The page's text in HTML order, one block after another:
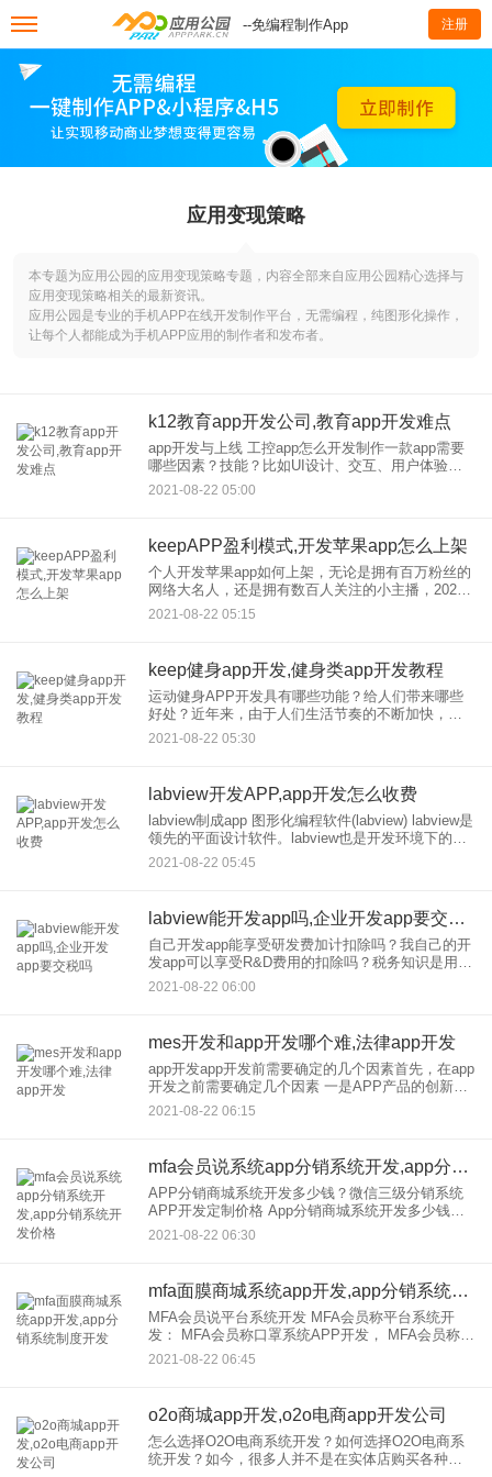
--免编程制作App 注册
应用变现策略
本专题为应用公园的应用变现策略专题，内容全部来自应用公园精心选择与
应用变现策略相关的最新资讯。
应用公园是专业的手机APP在线开发制作平台，无需编程，纯图形化操作，
让每个人都能成为手机APP应用的制作者和发布者。
k12教育app开发公司,教育app开发难点
app开发与上线 工控app怎么开发制作一款app需要
哪些因素？技能？比如UI设计、交互、用户体验…
你说的都在里面。一个应用程序需要有一些在线流
程。这个过程从开始赚钱，到较后一行，到后来的
2021-08-22 05:00
keepAPP盈利模式,开发苹果app怎么上架
个人开发苹果app如何上架，无论是拥有百万粉丝的
网络大名人，还是拥有数百人关注的小主播，2021
年，时代变了，很多传统行业都受到了严重冲击。
一个时代的发展必定会带来一个突飞猛进的新机
2021-08-22 05:15
keep健身app开发,健身类app开发教程
运动健身APP开发具有哪些功能？给人们带来哪些
好处？近年来，由于人们生活节奏的不断加快，很
多人都出现了亚健康状态，因此人们对运动健身有
着极大的需求。但是系统地完成运动健身是需要一
2021-08-22 05:30
labview开发APP,app开发怎么收费
labview制成app 图形化编程软件(labview) labview是
领先的平面设计软件。labview也是开发环境下的图
形编程语言，而labview是NI设计平台的核心。经过
不断创新，发布了
2021-08-22 05:45
labview能开发app吗,企业开发app要交税吗
自己开发app能享受研发费加计扣除吗？我自己的开
发app可以享受R&D费用的扣除吗？税务知识是用友
erp为税务会计编制的税务实务内容。这个开发app
可以享受R&D费用的扣除吗？里面包含了合理的避
2021-08-22 06:00
mes开发和app开发哪个难,法律app开发
app开发app开发前需要确定的几个因素首先，在app
开发之前需要确定几个因素 一是APP产品的创新水
平。 现在大部分行业都已经有了app，所以创新程度
非常重要。只要在传统应用中加入不同
2021-08-22 06:15
mfa会员说系统app分销系统开发,app分销系统开发价格
APP分销商城系统开发多少钱？微信三级分销系统
APP开发定制价格 App分销商城系统开发多少钱？
App商城软件很受欢迎，App分销商城系统开发多少
钱？这是很多人关心的问题。 应用分销商城系统开
2021-08-22 06:30
mfa面膜商城系统app开发,app分销系统制度开发
MFA会员说平台系统开发 MFA会员称平台系统开
发： MFA会员称口罩系统APP开发， MFA会员称模
特定制开发， MFA会员称商城系统开发， MFA会员
称系统 MFA成员表示，app是一款手持电
2021-08-22 06:45
o2o商城app开发,o2o电商app开发公司
怎么选择O2O电商系统开发？如何选择O2O电商系
统开发？如今，很多人并不是在实体店购买各种商